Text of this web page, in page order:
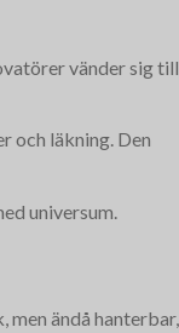
vänder sig till
och läkning. Den
universum.
ändå hanterbar,